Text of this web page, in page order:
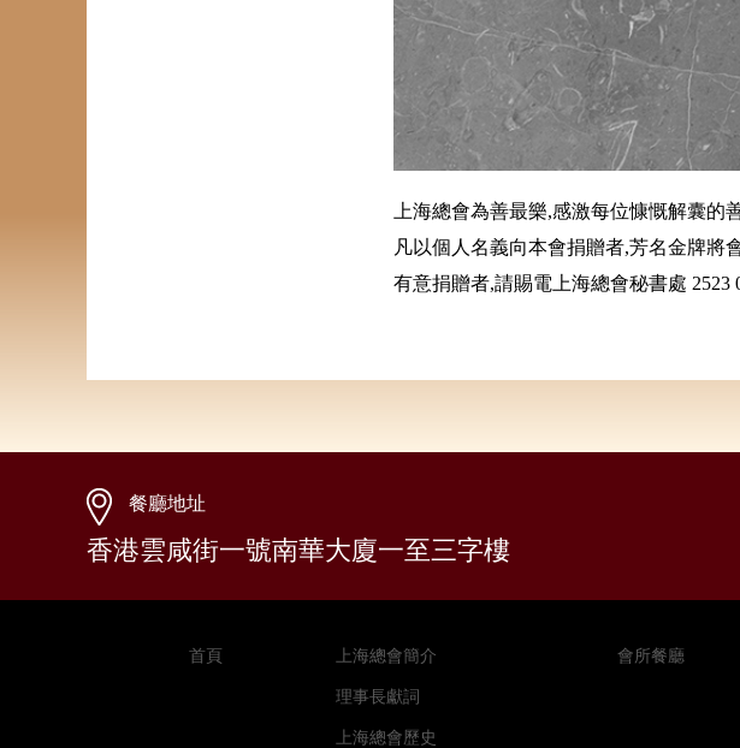
上海總會為善最樂,感激每位慷慨解囊的
凡以個人名義向本會捐贈者,芳名金牌將
有意捐贈者,請賜電上海總會秘書處 2523
餐廳地址
香港雲咸街一號南華大廈一至三字樓
首頁 上海總會簡介
理事長獻詞
上海總會歷史
會所餐廳